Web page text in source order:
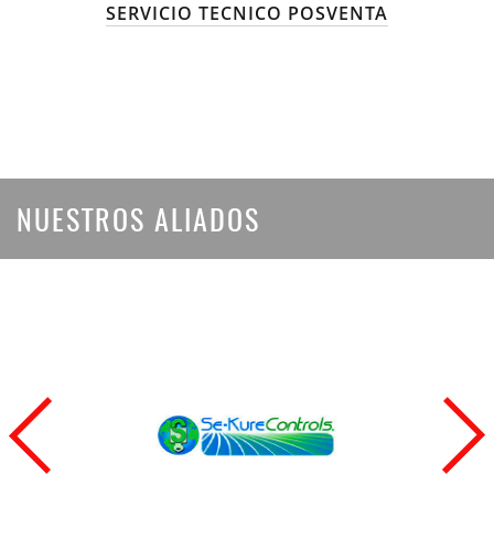
SERVICIO TECNICO POSVENTA
NUESTROS ALIADOS